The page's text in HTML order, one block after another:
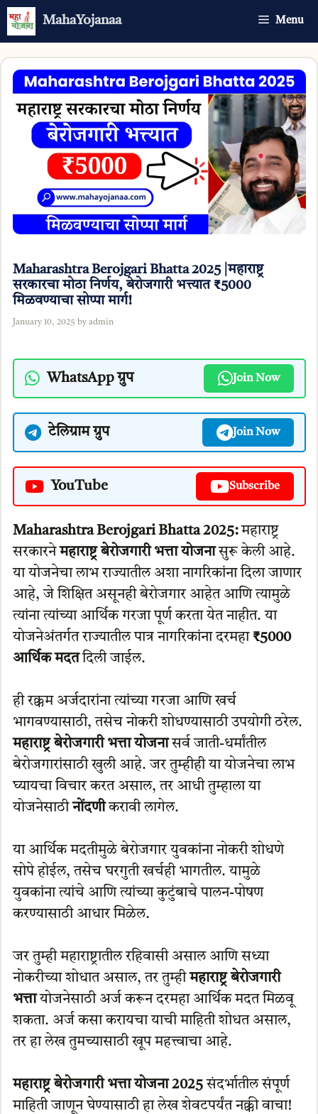
Skip
MahaYojanaa Menu
Maharashtra Berojgari Bhatta 2025 |महाराष्ट्र
सरकारचा मोठा निर्णय, बेरोजगारी भत्त्यात ₹5000
मिळवण्याचा सोप्पा मार्ग!
January 10, 2025 by admin
WhatsApp ग्रुप Join Now
टेलिग्राम ग्रुप Join Now
YouTube Subscribe
Maharashtra Berojgari Bhatta 2025:महाराष्ट्र
सरकारनेमहाराष्ट्र बेरोजगारी भत्ता योजनासुरू केली आहे.
या योजनेचा लाभ राज्यातील अशा नागरिकांना दिला जाणार
आहे, जे शिक्षित असूनही बेरोजगार आहेत आणि त्यामुळे
त्यांना त्यांच्या आर्थिक गरजा पूर्ण करता येत नाहीत. या
योजनेअंतर्गत राज्यातील पात्र नागरिकांना दरमहा ₹5000
आर्थिक मदतदिली जाईल.
ही रक्कम अर्जदारांना त्यांच्या गरजा आणि खर्च
भागवण्यासाठी, तसेच नोकरी शोधण्यासाठी उपयोगी ठरेल.
महाराष्ट्र बेरोजगारी भत्ता योजनासर्व जाती-धर्मांतील
बेरोजगारांसाठी खुली आहे. जर तुम्हीही या योजनेचा लाभ
घ्यायचा विचार करत असाल, तर आधी तुम्हाला या
योजनेसाठीनोंदणीकरावी लागेल.
या आर्थिक मदतीमुळे बेरोजगार युवकांना नोकरी शोधणे
सोपे होईल, तसेच घरगुती खर्चही भागतील. यामुळे
युवकांना त्यांचे आणि त्यांच्या कुटुंबाचे पालन-पोषण
करण्यासाठी आधार मिळेल.
जर तुम्ही महाराष्ट्रातील रहिवासी असाल आणि सध्या
नोकरीच्या शोधात असाल, तर तुम्हीमहाराष्ट्र बेरोजगारी
भत्तायोजनेसाठी अर्ज करून दरमहा आर्थिक मदत मिळवू
शकता. अर्ज कसा करायचा याची माहिती शोधत असाल,
तर हा लेख तुमच्यासाठी खूप महत्त्वाचा आहे.
महाराष्ट्र बेरोजगारी भत्ता योजना 2025संदर्भातील संपूर्ण
माहिती जाणून घेण्यासाठी हा लेख शेवटपर्यंत नक्की वाचा!